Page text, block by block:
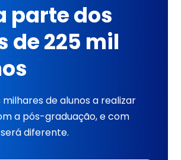
parte dos
de 225 mil
milhares de alunos a realizar
a pós-graduação, e com
diferente.